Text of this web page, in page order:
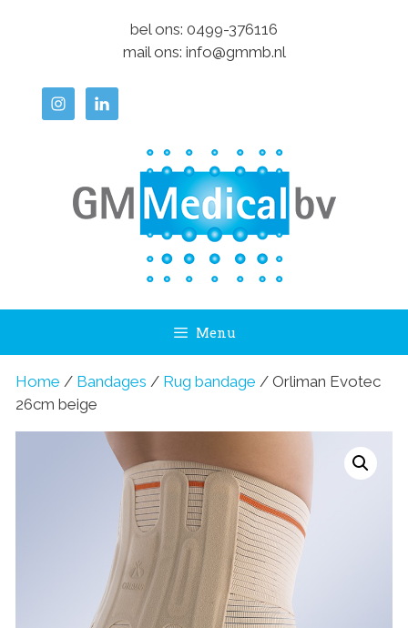
bel ons: 0499-376116
mail ons: info@gmmb.nl
Menu
Home / Bandages / Rug bandage / Orliman Evotec
26cm beige